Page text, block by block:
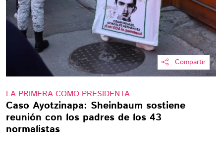
Compartir
LA PRIMERA COMO PRESIDENTA
Caso Ayotzinapa: Sheinbaum sostiene
reunión con los padres de los 43
normalistas